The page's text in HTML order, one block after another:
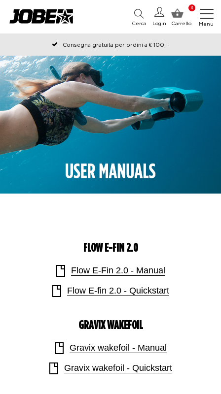
0
Carrello
Login
Cerca Menu
Consegna gratuita per ordini a € 100, -
Ordinato prima delle 12:00 nei giorni lavorativi, spedito lo stesso
giorno
FLOW E-FIN 2.0
Flow E-Fin 2.0 - Manual
Flow E-fin 2.0 - Quickstart
GRAVIX WAKEFOIL
Gravix wakefoil - Manual
Gravix wakefoil - Quickstart